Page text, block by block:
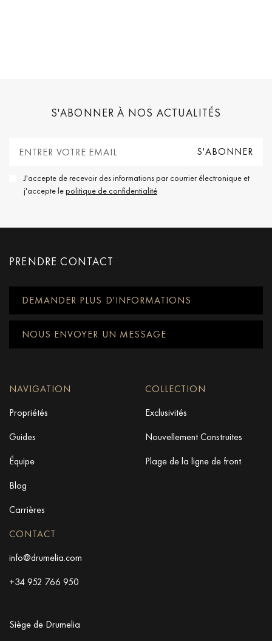
S'ABONNER À NOS ACTUALITÉS
J'accepte de recevoir des informations par courrier électronique et
j'accepte lepolitique de confidentialité
PRENDRE CONTACT
DEMANDER PLUS D'INFORMATIONS
NOUS ENVOYER UN MESSAGE
NAVIGATION
Propriétés
Guides
Équipe
Blog
Carrières
COLLECTION
Exclusivités
Nouvellement Construites
Plage de la ligne de front
CONTACT
info@drumelia.com
+34 952 766 950
Siège de Drumelia